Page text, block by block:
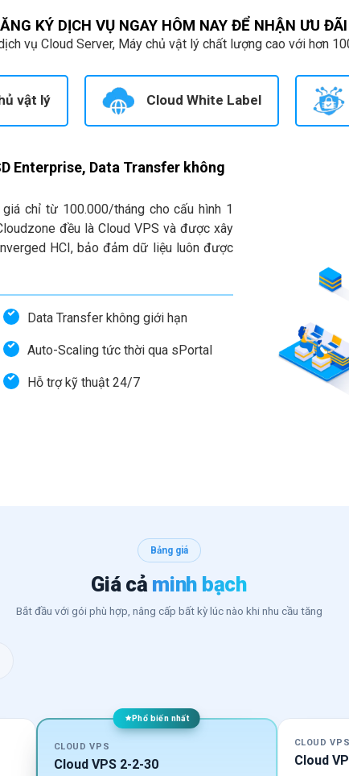
KÝ DỊCH VỤ NGAY HÔM NAY ĐỂ NHẬN ƯU ĐÃI
vụ Cloud Server, Máy chủ vật lý chất lượng cao với hơn
vật lý Cloud White Label
Enterprise, Data Transfer không
chỉ từ 100.000/tháng cho cấu hình 1
đều là Cloud VPS và được xây
HCI, bảo đảm dữ liệu luôn được
Data Transfer không giới hạn
Auto-Scaling tức thời qua sPortal
Hỗ trợ kỹ thuật 24/7
Bảng giá
Giá cả minh bạch
Bắt đầu với gói phù hợp, nâng cấp bất kỳ lúc nào khi nhu cầu tăng
Phổ biến nhất
CLOUD VPS
Cloud VPS 2-2-30
CLOUD VPS
Cloud